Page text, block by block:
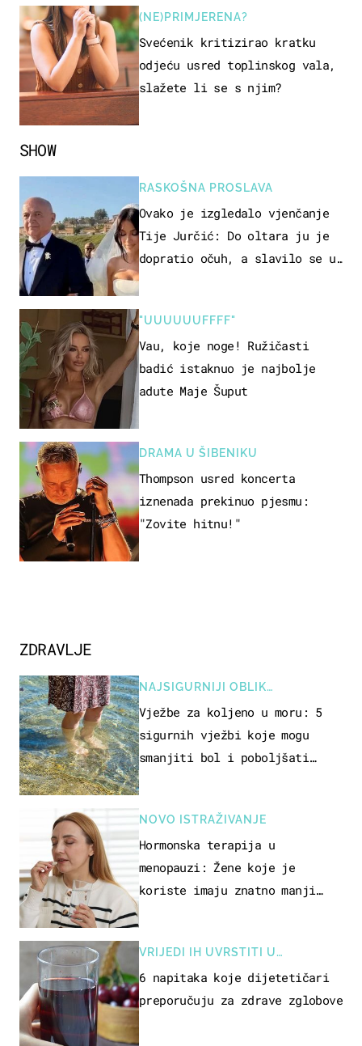
SHOW
RASKOŠNA PROSLAVA
Ovako je izgledalo vjenčanje
Tije Jurčić: Do oltara ju je
dopratio očuh, a slavilo se uz
"UUUUUUFFFF"
Vau, koje noge! Ružičasti
badić istaknuo je najbolje
adute Maje Šuput
DRAMA U ŠIBENIKU
Thompson usred koncerta
iznenada prekinuo pjesmu:
"Zovite hitnu!"
ZDRAVLJE
NAJSIGURNIJI OBLIK
REKREACIJE
Vježbe za koljeno u moru: 5
sigurnih vježbi koje mogu
smanjiti bol i poboljšati
NOVO ISTRAŽIVANJE
Hormonska terapija u
menopauzi: Žene koje je
koriste imaju znatno manji
VRIJEDI IH UVRSTITI U
PREHRANU
6 napitaka koje dijetetičari
preporučuju za zdrave zglobove
(NE)PRIMJERENA?
Svećenik kritizirao kratku
odjeću usred toplinskog vala,
slažete li se s njim?